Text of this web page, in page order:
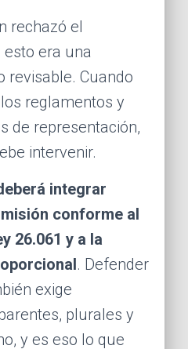
rechazó el
era una
revisable. Cuando
reglamentos y
de representación,
intervenir.
integrar
conforme al
26.061 y a la
. Defender
exige
plurales y
y es eso lo que